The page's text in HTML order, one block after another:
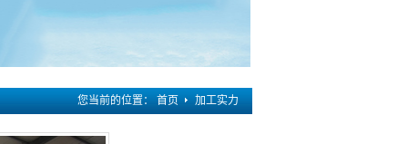
您当前的位置： 首页 加工实力